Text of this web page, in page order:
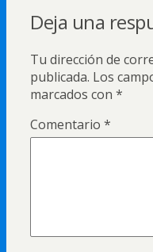
Deja una
Tu dirección de
publicada. Los
marcados con *
Comentario *